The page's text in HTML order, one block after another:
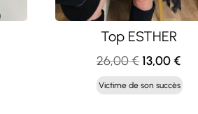
Top ESTHER
26,00€ Le
prix
initial
13,00€Le
prix
Victime de son succès